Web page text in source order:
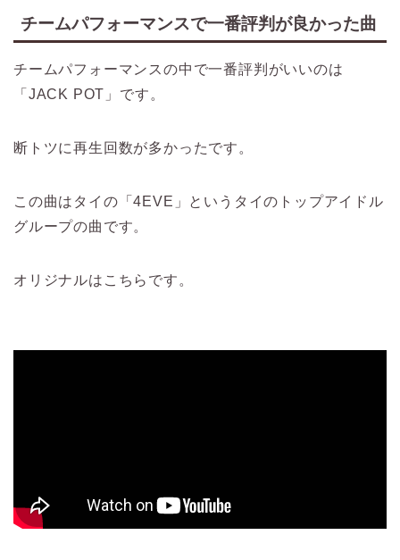
チームパフォーマンスで一番評判が良かった曲
チームパフォーマンスの中で一番評判がいいのは
「JACK POT」です。
断トツに再生回数が多かったです。
この曲はタイの「4EVE」というタイのトップアイドル
グループの曲です。
オリジナルはこちらです。